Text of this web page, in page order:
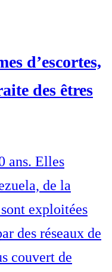
d’escortes,
des êtres
ans. Elles
de la
exploitées
des réseaux de
couvert de